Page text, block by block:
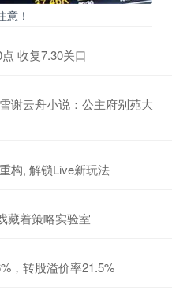
！
收复7.30关口
谢云舟小说：公主府别苑大
构, 解锁Live新玩法
藏着策略实验室
，转股溢价率21.5%